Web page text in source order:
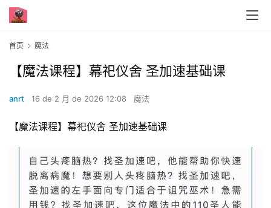
首页 魔法
【魔法课程】幕祀仪舍 圣加速基础课
anrt 16 de 2 月 de 2026 12:08 魔法
【魔法课程】幕祀仪舍 圣加速基础课